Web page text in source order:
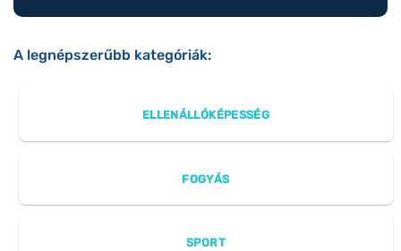
A legnépszerűbb kategóriák:
ELLENÁLLÓKÉPESSÉG
FOGYÁS
SPORT